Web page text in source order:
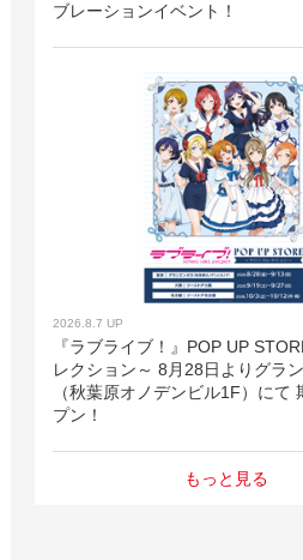
ブレーションイベント！
2026.8.7 UP
『ラブライブ！』POP UP
レクション～ 8月28日よりグラ
（秋葉原オノデンビル1F）にて
プン！
もっと見る